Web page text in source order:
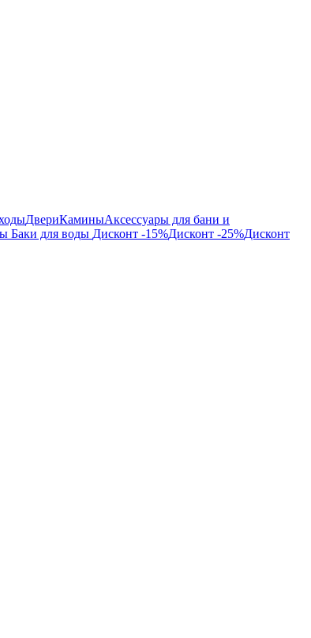
ДвериКаминыАксессуары для бани и
Баки для воды Дисконт -15%Дисконт -25%Дисконт